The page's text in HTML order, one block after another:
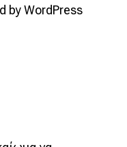
by WordPress